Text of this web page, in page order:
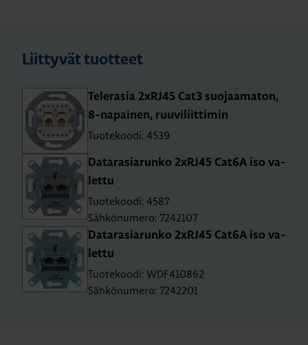
Liittyvät tuotteet
Te­le­ra­sia 2xRJ45 Cat3 suo­jaa­ma­ton,
8-na­pai­nen, ruu­vi­liit­ti­min
Tuotekoodi: 4539
Da­ta­ra­sia­run­ko 2xRJ45 Cat6A iso va­
let­tu
Tuotekoodi: 4587
Sähkönumero: 7242107
Da­ta­ra­sia­run­ko 2xRJ45 Cat6A iso va­
let­tu
Tuotekoodi: WDF410862
Sähkönumero: 7242201